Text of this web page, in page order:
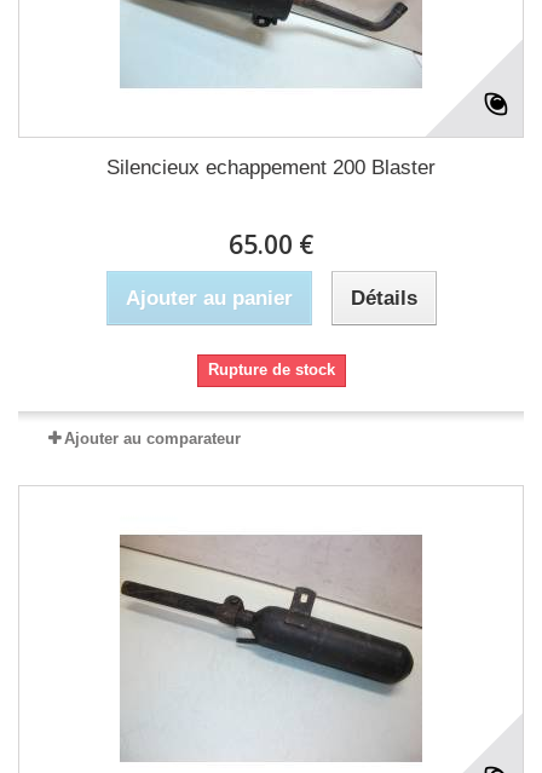
Silencieux echappement 200 Blaster
65.00 €
Ajouter au panier Détails
Rupture de stock
Ajouter au comparateur